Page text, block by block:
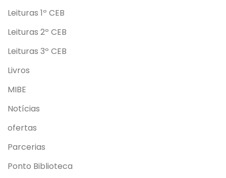
Leituras 1º CEB
Leituras 2º CEB
Leituras 3º CEB
Livros
MIBE
Notícias
ofertas
Parcerias
Ponto Biblioteca